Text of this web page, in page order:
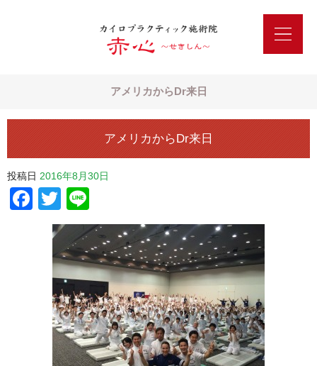
アメリカからDr来日
アメリカからDr来日
投稿日 2016年8月30日
Facebook
Twitter